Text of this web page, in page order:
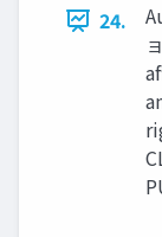
24.